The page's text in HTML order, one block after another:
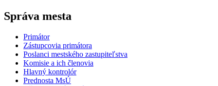
Správa mesta
Primátor
Zástupcovia primátora
Poslanci mestského zastupiteľstva
Komisie a ich členovia
Hlavný kontrolór
Prednosta MsÚ